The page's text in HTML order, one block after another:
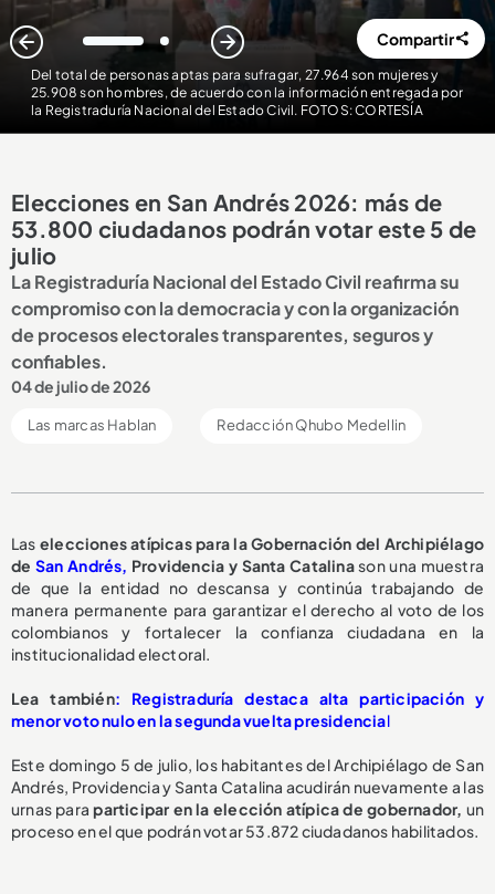
Del total de personas aptas para sufragar, 27.964 son mujeres y
25.908 son hombres, de acuerdo con la información entregada por
la Registraduría Nacional del Estado Civil. FOTOS: CORTESÍA
1 2 Compartir
Elecciones en San Andrés 2026: más de
53.800 ciudadanos podrán votar este 5 de
julio
La Registraduría Nacional del Estado Civil reafirma su
compromiso con la democracia y con la organización
de procesos electorales transparentes, seguros y
confiables.
04 de julio de 2026
Las marcas Hablan Redacción Qhubo Medellin
Las elecciones atípicas para la Gobernación del Archipiélago
de San Andrés, Providencia y Santa Catalinason una muestra
de que la entidad no descansa y continúa trabajando de
manera permanente para garantizar el derecho al voto de los
colombianos y fortalecer la confianza ciudadana en la
institucionalidad electoral.
Lea también: Registraduría destaca alta participación y
menor voto nulo en la segunda vuelta presidencial
Este domingo 5 de julio, los habitantes del Archipiélago de San
Andrés, Providencia y Santa Catalina acudirán nuevamente a las
urnas paraparticipar en la elección atípica de gobernador, un
proceso en el que podrán votar 53.872 ciudadanos habilitados.